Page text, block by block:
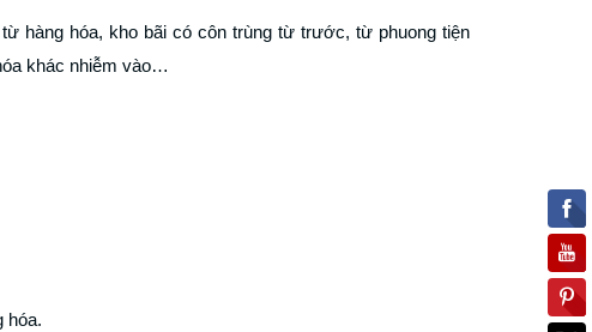
hàng hóa, kho bãi có côn trùng từ trước, từ phuong tiện
khác nhiễm vào…
hóa.